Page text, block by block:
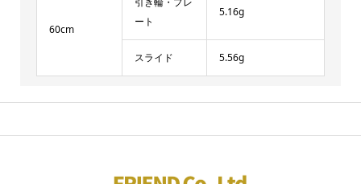
60cm
ート
5.16g
スライド 5.56g